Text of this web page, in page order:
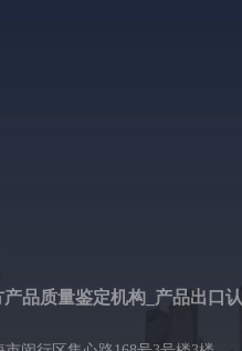
产品质量鉴定机构_产品出口